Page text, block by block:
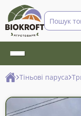
Пошук
товарів
Тіньові паруса